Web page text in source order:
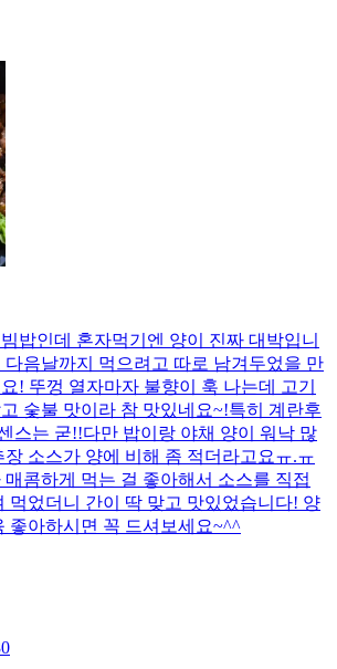
밥인데 혼자먹기엔 양이 진짜 대박입니
다음날까지 먹으려고 따로 남겨두었을 만
! 뚜껑 열자마자 불향이 훅 나는데 고기
숯불 맛이라 참 맛있네요~!특히 계란후
스는 굳!! ​다만 밥이랑 야채 양이 워낙 많
소스가 양에 비해 좀 적더라고요ㅠ.ㅠ
콤하게 먹는 걸 좋아해서 소스를 직접
먹었더니 간이 딱 맞고 맛있었습니다! 양
좋아하시면 꼭 드셔보세요~^^